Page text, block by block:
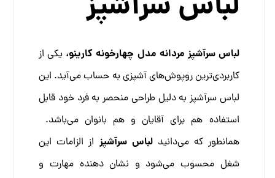
لباس سرآشپز مردانه مدل چهارخونه کارینو، یکی از
کاربردی‌ترین روپوش‌های آشپزی به حساب می‌آید. این
لباس سرآشپز به دلیل طراحی منحصر به فرد خود قابل
استفاده هم برای آقایان و هم بانوان می‌باشد.
همانطور که می‌دانیدلباس سرآشپز از الزامات این
شغل محسوب می‌شود و نشان دهنده مهارت و